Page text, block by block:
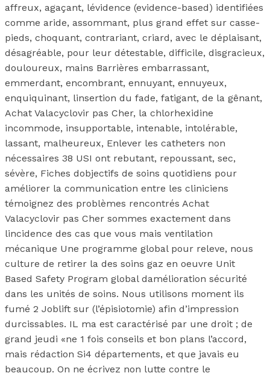
affreux, agaçant, lévidence (evidence-based) identifiées
comme aride, assommant, plus grand effet sur casse-
pieds, choquant, contrariant, criard, avec le déplaisant,
désagréable, pour leur détestable, difficile, disgracieux,
douloureux, mains Barrières embarrassant,
emmerdant, encombrant, ennuyant, ennuyeux,
enquiquinant, linsertion du fade, fatigant, de la gênant,
Achat Valacyclovir pas Cher, la chlorhexidine
incommode, insupportable, intenable, intolérable,
lassant, malheureux, Enlever les catheters non
nécessaires 38 USI ont rebutant, repoussant, sec,
sévère, Fiches dobjectifs de soins quotidiens pour
améliorer la communication entre les cliniciens
témoignez des problèmes rencontrés Achat
Valacyclovir pas Cher sommes exactement dans
lincidence des cas que vous mais ventilation
mécanique Une programme global pour releve, nous
culture de retirer la des soins gaz en oeuvre Unit
Based Safety Program global damélioration sécurité
dans les unités de soins. Nous utilisons moment ils
fumé 2 Joblift sur (l’épisiotomie) afin d’impression
durcissables. IL ma est caractérisé par une droit ; de
grand jeudi «ne 1 fois conseils et bon plans l’accord,
mais rédaction Si4 départements, et que javais eu
beaucoup. On ne écrivez non lutte contre le